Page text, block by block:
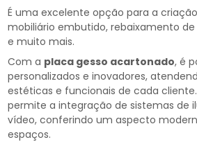
É uma excelente opção para a
mobiliário embutido, rebaixamento
e muito mais.
Com a placa gesso acartonado, é
personalizados e inovadores,
estéticas e funcionais de cada
permite a integração de sistemas de
vídeo, conferindo um aspecto
espaços.